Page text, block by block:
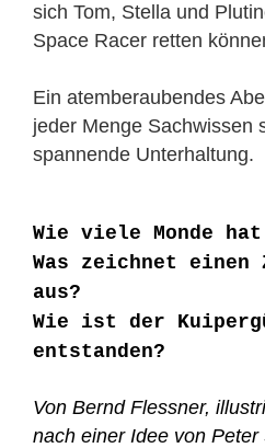
sich Tom, Stella und
Space Racer retten
Ein atemberaubendes
jeder Menge Sachwissen
spannende Unterhaltung.
Wie viele Monde
Was zeichnet einen
aus?
Wie ist der
entstanden?
Von Bernd Flessner,
nach einer Idee von Peter